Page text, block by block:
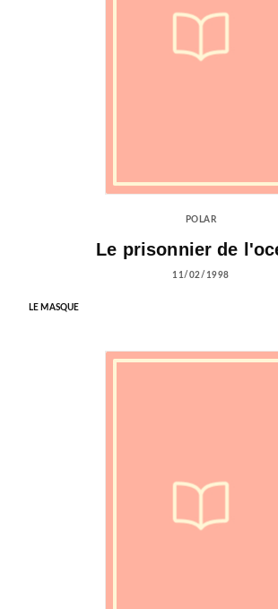
POLAR
Le prisonnier de
11/02/1998
LE MASQUE